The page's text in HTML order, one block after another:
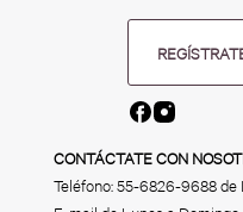
CONTÁCTATE CON
Teléfono:55-6826-9688de